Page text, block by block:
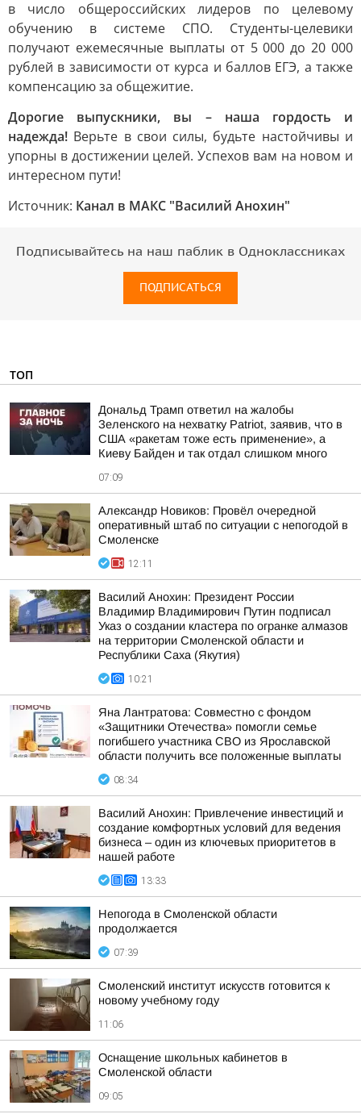
в число общероссийских лидеров по целевому
обучению в системе СПО. Студенты-целевики
получают ежемесячные выплаты от 5 000 до 20 000
рублей в зависимости от курса и баллов ЕГЭ, а также
компенсацию за общежитие.
Дорогие выпускники, вы – наша гордость и
надежда! Верьте в свои силы, будьте настойчивы и
упорны в достижении целей. Успехов вам на новом и
интересном пути!
Источник: Канал в МАКС "Василий Анохин"
Подписывайтесь на наш паблик в Одноклассниках
ПОДПИСАТЬСЯ
ТОП
Дональд Трамп ответил на жалобы
Зеленского на нехватку Patriot, заявив, что в
США «ракетам тоже есть применение», а
Киеву Байден и так отдал слишком много
07:09
Александр Новиков: Провёл очередной
оперативный штаб по ситуации с непогодой в
Смоленске
12:11
Василий Анохин: Президент России
Владимир Владимирович Путин подписал
Указ о создании кластера по огранке алмазов
на территории Смоленской области и
Республики Саха (Якутия)
10:21
Яна Лантратова: Совместно с фондом
«Защитники Отечества» помогли семье
погибшего участника СВО из Ярославской
области получить все положенные выплаты
08:34
Василий Анохин: Привлечение инвестиций и
создание комфортных условий для ведения
бизнеса – один из ключевых приоритетов в
нашей работе
13:33
Непогода в Смоленской области
продолжается
07:39
Смоленский институт искусств готовится к
новому учебному году
11:06
Оснащение школьных кабинетов в
Смоленской области
09:05